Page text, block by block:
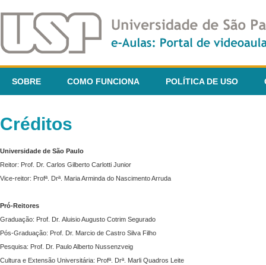
SOBRE COMO FUNCIONA POLÍTICA DE USO
Créditos
Universidade de São Paulo
Reitor: Prof. Dr. Carlos Gilberto Carlotti Junior
Vice-reitor: Profª. Drª. Maria Arminda do Nascimento Arruda
Pró-Reitores
Graduação: Prof. Dr. Aluisio Augusto Cotrim Segurado
Pós-Graduação: Prof. Dr. Marcio de Castro Silva Filho
Pesquisa: Prof. Dr. Paulo Alberto Nussenzveig
Cultura e Extensão Universitária: Profª. Drª. Marli Quadros Leite